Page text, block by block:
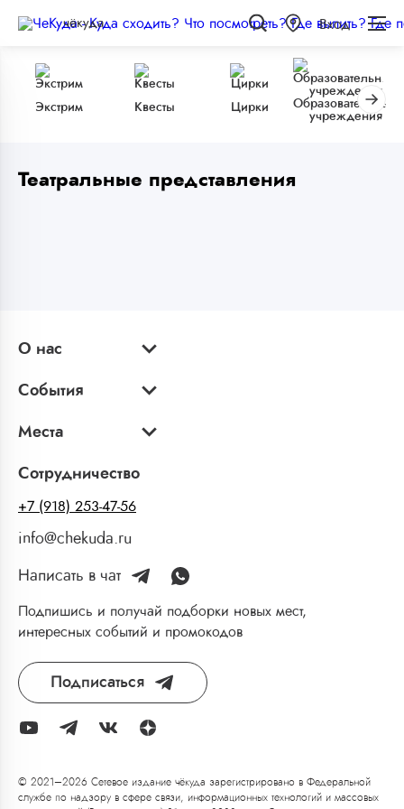
чёкуда Вход
Экстрим Квесты Цирки
Образовательные
учреждения
Театральные представления
О нас
События
Места
Сотрудничество
+7 (918) 253-47-56
info@chekuda.ru
Написать в чат
Подпишись и получай подборки новых мест,
интересных событий и промокодов
Подписаться
© 2021–2026 Сетевое издание чёкуда зарегистрировано в Федеральной
службе по надзору в сфере связи, информационных технологий и массовых